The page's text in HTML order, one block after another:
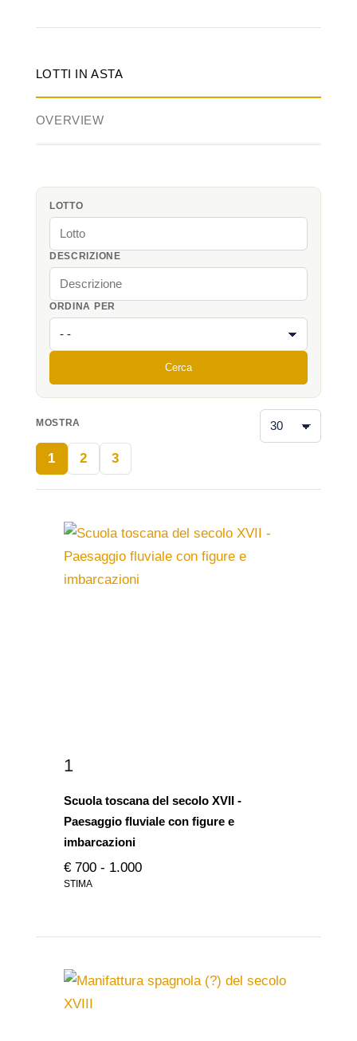
LOTTI IN ASTA
OVERVIEW
LOTTO
DESCRIZIONE
ORDINA PER
Cerca
MOSTRA
1 2 3
1
Scuola toscana del secolo XVII -
Paesaggio fluviale con figure e
imbarcazioni
€ 700 - 1.000
STIMA